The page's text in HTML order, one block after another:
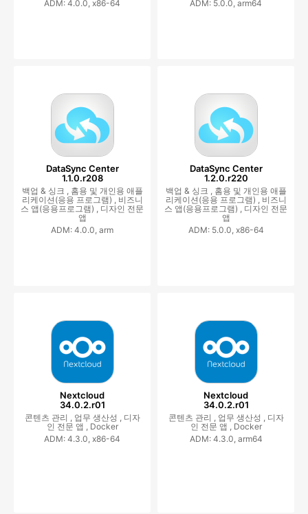
ADM: 4.0.0, x86-64 ADM: 5.0.0, arm64
DataSync Center
1.1.0.r208
백업 & 싱크 , 홈용 및 개인용 애플
리케이션(응용 프로그램) , 비즈니
스 앱(응용프로그램) , 디자인 전문
앱
ADM: 4.0.0, arm
DataSync Center
1.2.0.r220
백업 & 싱크 , 홈용 및 개인용 애플
리케이션(응용 프로그램) , 비즈니
스 앱(응용프로그램) , 디자인 전문
앱
ADM: 5.0.0, x86-64
Nextcloud
34.0.2.r01
콘텐츠 관리 , 업무 생산성 , 디자
인 전문 앱 , Docker
ADM: 4.3.0, x86-64
Nextcloud
34.0.2.r01
콘텐츠 관리 , 업무 생산성 , 디자
인 전문 앱 , Docker
ADM: 4.3.0, arm64